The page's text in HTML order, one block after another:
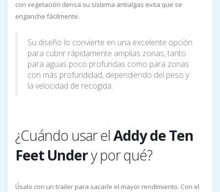
con vegetación densa su sistema antialgas evita que se
enganche fácilmente.
Su diseño lo convierte en una excelente opción
para cubrir rápidamente amplias zonas, tanto
para aguas poco profundas como para zonas
con más profundidad, dependiendo del peso y
la velocidad de recogida.
¿Cuándo usar elAddy de Ten
Feet Undery por qué?
Úsalo con un trailer para sacarle el mayor rendimiento. Con el